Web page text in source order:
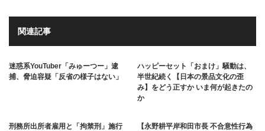
関連記事
迷惑系YouTuber「みゅーつー」逮
捕、脅迫容疑「反省の様子はない」
ハッピーセット「おまけ」騒動は、
半世紀続く【日本の景品文化の歪
み】をどう正すか いま何が起きたの
か
刑務所出所者雇用と「拘禁刑」施行
【永野耕平岸和田市長 不合意性行為